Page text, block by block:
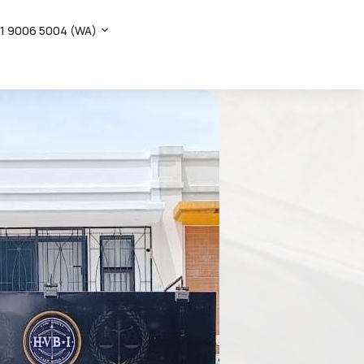
9006 5004 (WA)